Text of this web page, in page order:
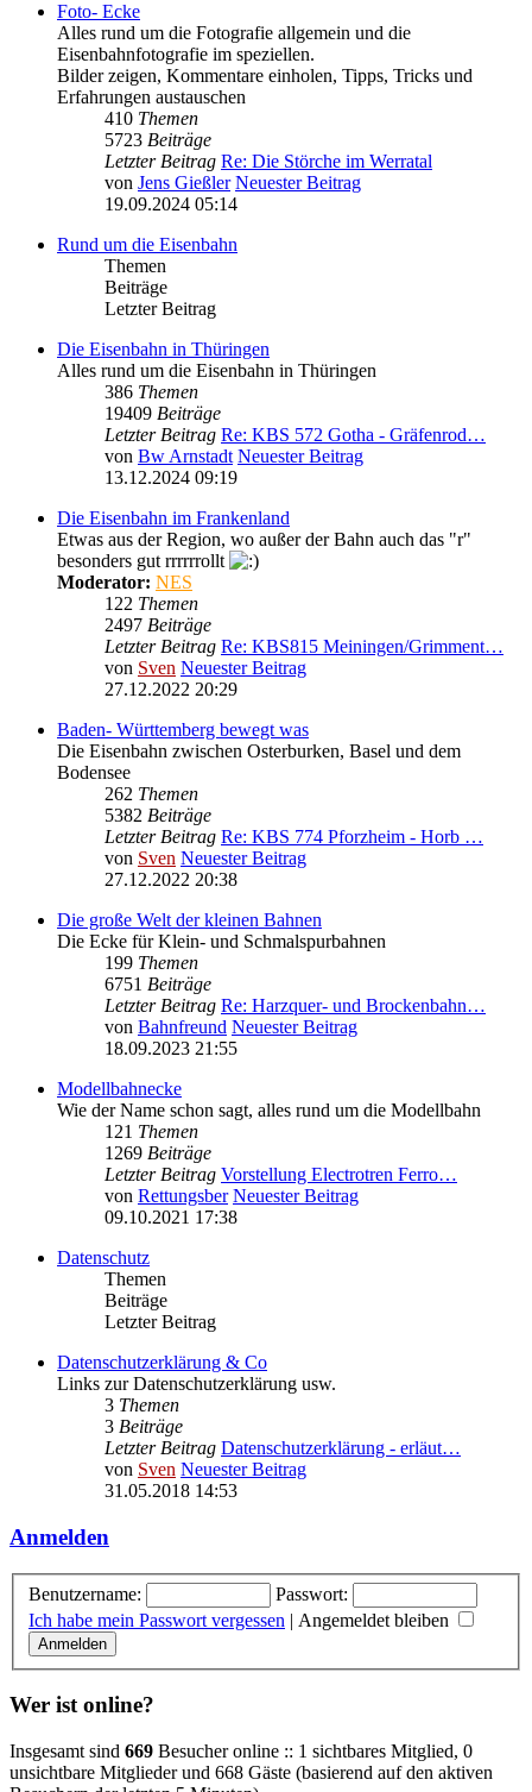
Foto- Ecke
Alles rund um die Fotografie allgemein und die
Eisenbahnfotografie im speziellen.
Bilder zeigen, Kommentare einholen, Tipps, Tricks und
Erfahrungen austauschen
410 Themen
5723 Beiträge
Letzter Beitrag Re: Die Störche im Werratal
von Jens Gießler Neuester Beitrag
19.09.2024 05:14
Rund um die Eisenbahn
Themen
Beiträge
Letzter Beitrag
Die Eisenbahn in Thüringen
Alles rund um die Eisenbahn in Thüringen
386 Themen
19409 Beiträge
Letzter Beitrag Re: KBS 572 Gotha - Gräfenrod…
von Bw Arnstadt Neuester Beitrag
13.12.2024 09:19
Die Eisenbahn im Frankenland
Etwas aus der Region, wo außer der Bahn auch das "r"
besonders gut rrrrrrollt
Moderator: NES
122 Themen
2497 Beiträge
Letzter Beitrag Re: KBS815 Meiningen/Grimment…
von Sven Neuester Beitrag
27.12.2022 20:29
Baden- Württemberg bewegt was
Die Eisenbahn zwischen Osterburken, Basel und dem
Bodensee
262 Themen
5382 Beiträge
Letzter Beitrag Re: KBS 774 Pforzheim - Horb …
von Sven Neuester Beitrag
27.12.2022 20:38
Die große Welt der kleinen Bahnen
Die Ecke für Klein- und Schmalspurbahnen
199 Themen
6751 Beiträge
Letzter Beitrag Re: Harzquer- und Brockenbahn…
von Bahnfreund Neuester Beitrag
18.09.2023 21:55
Modellbahnecke
Wie der Name schon sagt, alles rund um die Modellbahn
121 Themen
1269 Beiträge
Letzter Beitrag Vorstellung Electrotren Ferro…
von Rettungsber Neuester Beitrag
09.10.2021 17:38
Datenschutz
Themen
Beiträge
Letzter Beitrag
Datenschutzerklärung & Co
Links zur Datenschutzerklärung usw.
3 Themen
3 Beiträge
Letzter Beitrag Datenschutzerklärung - erläut…
von Sven Neuester Beitrag
31.05.2018 14:53
Anmelden
Benutzername:
Passwort:
Ich habe mein Passwort vergessen | Angemeldet bleiben
Wer ist online?
Insgesamt sind 669 Besucher online :: 1 sichtbares Mitglied, 0
unsichtbare Mitglieder und 668 Gäste (basierend auf den aktiven